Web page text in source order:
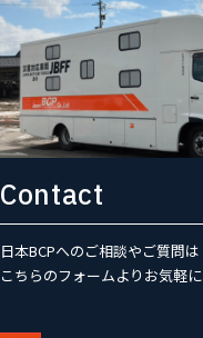
Contact
日本BCPへのご相談やご質問は
こちらのフォームよりお気軽